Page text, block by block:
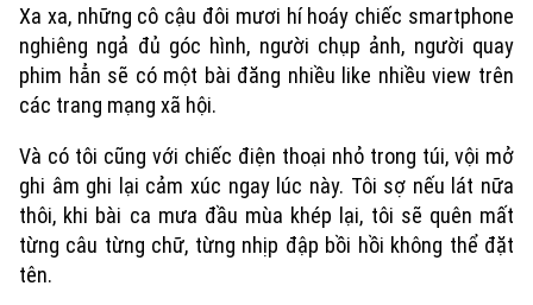
Đánh giá
Di tích
Y tế
Dinh dưỡng
Tư vấn sức khỏe
Thể thao
Bóng đá
Golf
Giải trí
Tin tức
Điện ảnh
Đã phát sóng
Xa xa, những cô cậu đôi mươi hí hoáy chiếc smartphone
nghiêng ngả đủ góc hình, người chụp ảnh, người quay
phim hẳn sẽ có một bài đăng nhiều like nhiều view trên
các trang mạng xã hội.
Và có tôi cũng với chiếc điện thoại nhỏ trong túi, vội mở
ghi âm ghi lại cảm xúc ngay lúc này. Tôi sợ nếu lát nữa
thôi, khi bài ca mưa đầu mùa khép lại, tôi sẽ quên mất
từng câu từng chữ, từng nhịp đập bồi hồi không thể đặt
tên.